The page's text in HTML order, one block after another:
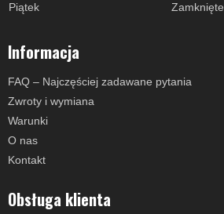
Piątek
Zamknięte
Informacja
FAQ – Najczęściej zadawane pytania
Zwroty i wymiana
Warunki
O nas
Kontakt
Obsługa klienta